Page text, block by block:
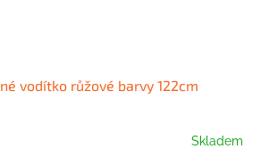
vodítko růžové barvy 122cm
Skladem